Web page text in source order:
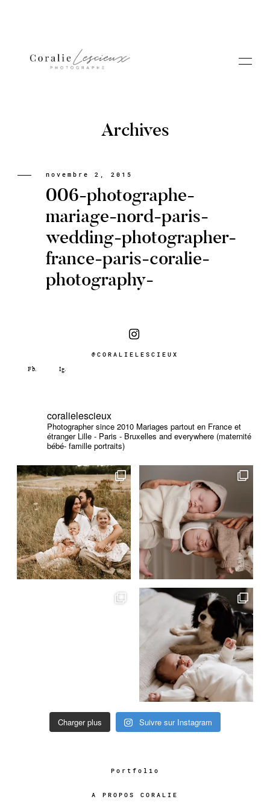
Portfolio
A PROPOS CORALIE
Contact
Archives
novembre 2, 2015
006-photographe-
mariage-nord-paris-
wedding-photographer-
france-paris-coralie-
photography-
@CORALIELESCIEUX
coralielescieux
Photographer since 2010 Mariages partout en France et
étranger Lille - Paris - Bruxelles and everywhere (maternité
bébé- famille portraits)
Charger plus Suivre sur Instagram
Portfolio
A PROPOS CORALIE